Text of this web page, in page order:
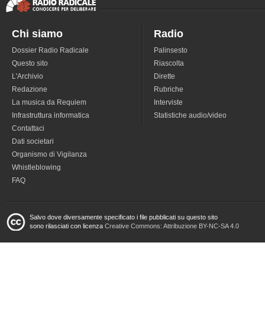
Chi siamo
Dossier Radio Radicale
Questo sito
L'Archivio
Redazione
La musica da Requiem
Infrastruttura informatica
Contattaci
Dati societari
Organismo di Vigilanza
Whistleblowing
FAQ
Radio
Palinsesto
Riascolta
Dirette
Rubriche
Interviste
Statistiche audio/video
Salvo dove diversamente specificato i file pubblicati su questo sito
sono rilasciati con licenza Creative Commons: Attribuzione BY-NC-SA 4.0